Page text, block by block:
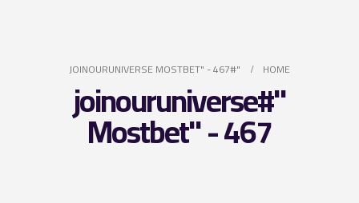
HOME
"#JOINOURUNIVERSE MOSTBET" - 467
"#joinouruniverse
Mostbet" - 467